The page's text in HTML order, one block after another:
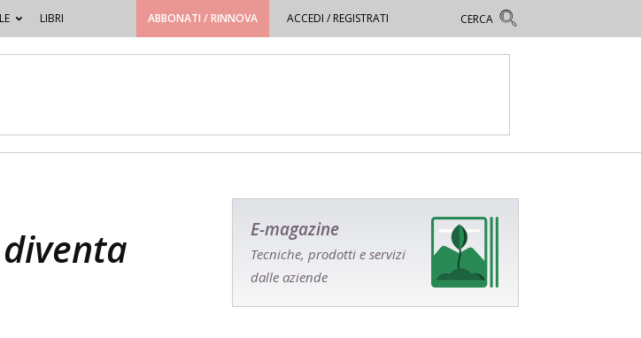
LIBRI ABBONATI / RINNOVA ACCEDI / REGISTRATI
E-magazine
Tecniche, prodotti e servizi
dalle aziende